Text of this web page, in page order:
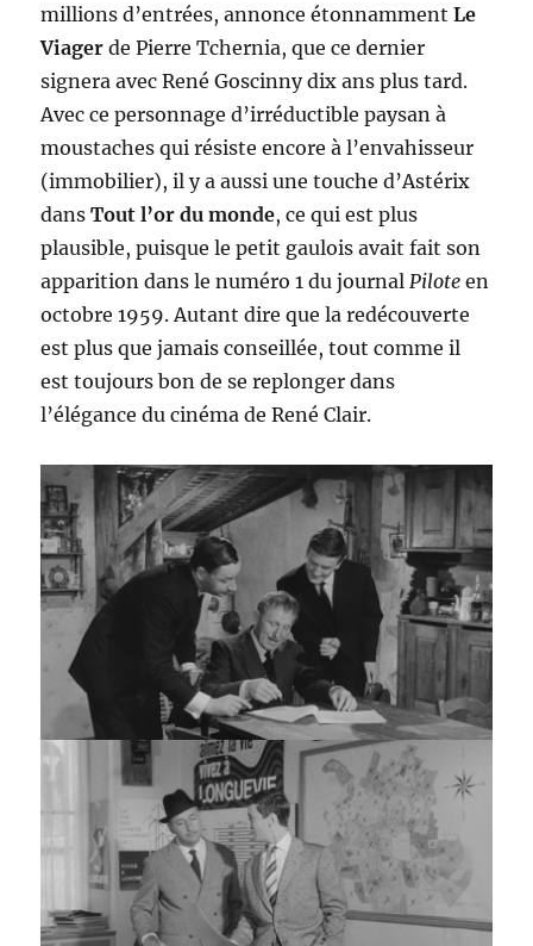
millions d’entrées, annonce étonnammentLe
Viager de Pierre Tchernia, que ce dernier
signera avec René Goscinny dix ans plus tard.
Avec ce personnage d’irréductible paysan à
moustaches qui résiste encore à l’envahisseur
(immobilier), il y a aussi une touche d’Astérix
dansTout l’or du monde, ce qui est plus
plausible, puisque le petit gaulois avait fait son
apparition dans le numéro 1 du journal Pilote en
octobre 1959. Autant dire que la redécouverte
est plus que jamais conseillée, tout comme il
est toujours bon de se replonger dans
l’élégance du cinéma de René Clair.